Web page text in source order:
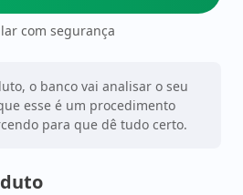
com segurança
o banco vai analisar o seu
esse é um procedimento
para que dê tudo certo.